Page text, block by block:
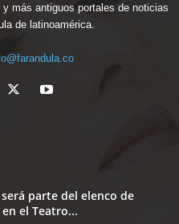
más antiguos portales de noticias
de latinoamérica.
parte del elenco de
el Teatro...